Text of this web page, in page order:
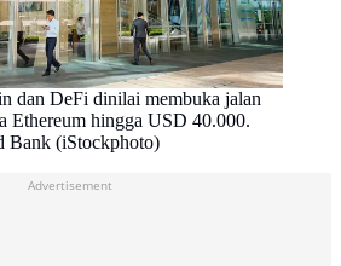
dan DeFi dinilai membuka jalan
Ethereum hingga USD 40.000.
Bank (iStockphoto)
Advertisement